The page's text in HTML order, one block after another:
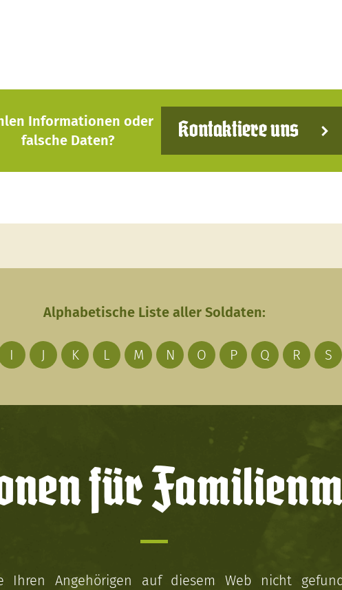
Informationen oder
falsche Daten?
Kontaktiere uns
Alphabetische Liste aller Soldaten:
I J K L M N O P Q R S
für
Ihren Angehörigen auf diesem Web nicht